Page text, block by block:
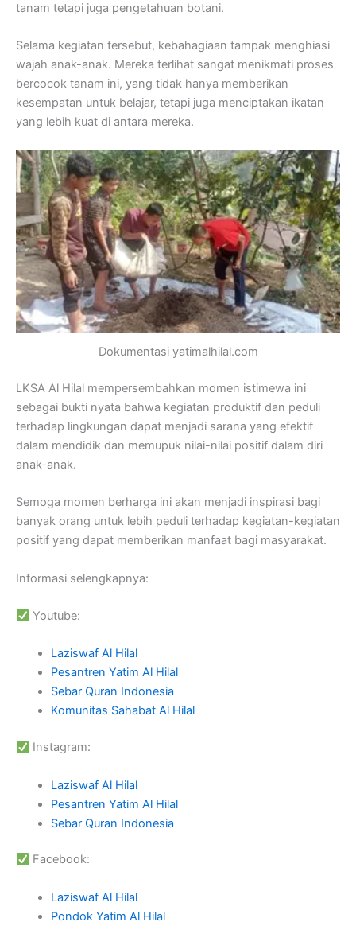
tanam tetapi juga pengetahuan botani.
Selama kegiatan tersebut, kebahagiaan tampak menghiasi
wajah anak-anak. Mereka terlihat sangat menikmati proses
bercocok tanam ini, yang tidak hanya memberikan
kesempatan untuk belajar, tetapi juga menciptakan ikatan
yang lebih kuat di antara mereka.
Dokumentasi yatimalhilal.com
LKSA Al Hilal mempersembahkan momen istimewa ini
sebagai bukti nyata bahwa kegiatan produktif dan peduli
terhadap lingkungan dapat menjadi sarana yang efektif
dalam mendidik dan memupuk nilai-nilai positif dalam diri
anak-anak.
Semoga momen berharga ini akan menjadi inspirasi bagi
banyak orang untuk lebih peduli terhadap kegiatan-kegiatan
positif yang dapat memberikan manfaat bagi masyarakat.
Informasi selengkapnya:
Youtube:
Laziswaf Al Hilal
Pesantren Yatim Al Hilal
Sebar Quran Indonesia
Komunitas Sahabat Al Hilal
Instagram:
Laziswaf Al Hilal
Pesantren Yatim Al Hilal
Sebar Quran Indonesia
Facebook:
Laziswaf Al Hilal
Pondok Yatim Al Hilal